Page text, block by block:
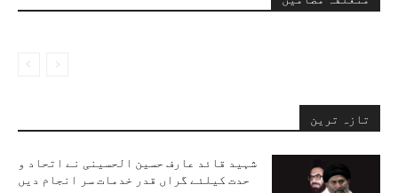
تازہ ترین
شہید قائد عارف حسین الحسینی نے اتحاد و
حدت کیلئے گراں قدر خدمات سر انجام دیں